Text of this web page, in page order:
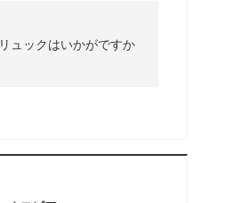
ュックはいかがですか